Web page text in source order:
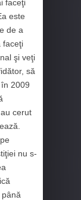
faceţi
este
de a
faceţi
şi veţi
să
2009
cerut
nu s-